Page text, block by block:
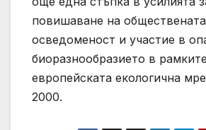
повишаване на обществената
осведоменост и участие в
биоразнообразието в
европейската екологична
2000.